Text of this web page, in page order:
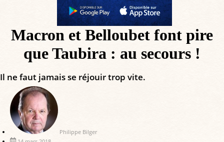
Macron et Belloubet font pire
que Taubira : au secours !
Il ne faut jamais se réjouir trop vite.
Philippe Bilger